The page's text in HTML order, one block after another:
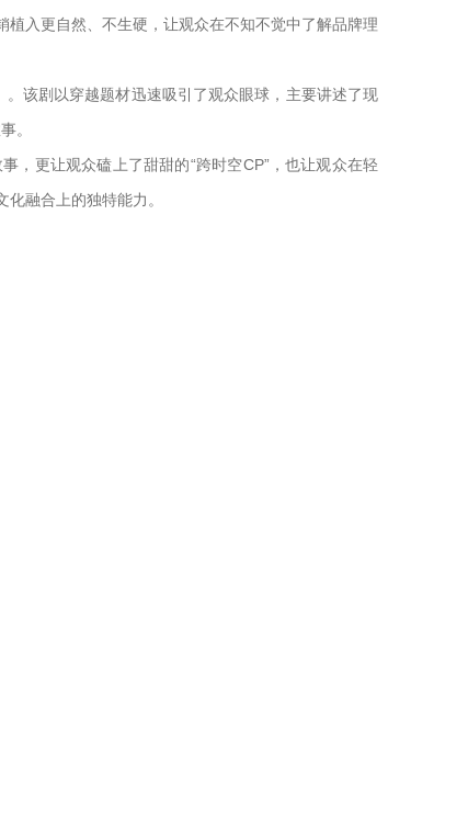
入更自然、不生硬，让观众在不知不觉中了解品牌理
该剧以穿越题材迅速吸引了观众眼球，主要讲述了现
。
，更让观众磕上了甜甜的“跨时空CP”，也让观众在轻
融合上的独特能力。